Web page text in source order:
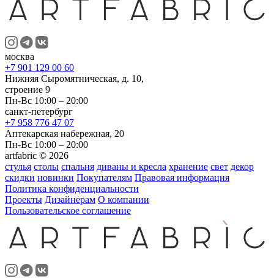
москва
+7 901 129 00 60
Нижняя Сыромятническая, д. 10,
строение 9
Пн-Вс 10:00 – 20:00
санкт-петербург
+7 958 776 47 07
Аптекарская набережная, 20
Пн-Вс 10:00 – 20:00
artfabric © 2026
стулья столы спальня диваны и кресла хранение свет декор
скидки новинки Покупателям Правовая информация
Политика конфиденциальности
Проекты Дизайнерам О компании
Пользовательское соглашение